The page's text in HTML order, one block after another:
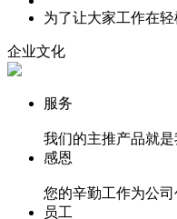
为了让大家工作在
企业文化
服务
我们的主推产品就
感恩
您的辛勤工作为公
员工